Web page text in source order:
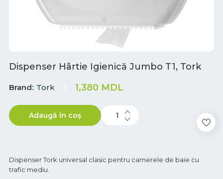
Dispenser Hârtie Igienică Jumbo T1, Tork
Brand Tork 1,380 MDL
Adaugă în coș
Dispenser Tork universal clasic pentru camerele de baie cu
trafic mediu.